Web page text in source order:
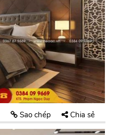
Sao chép Chia sẻ